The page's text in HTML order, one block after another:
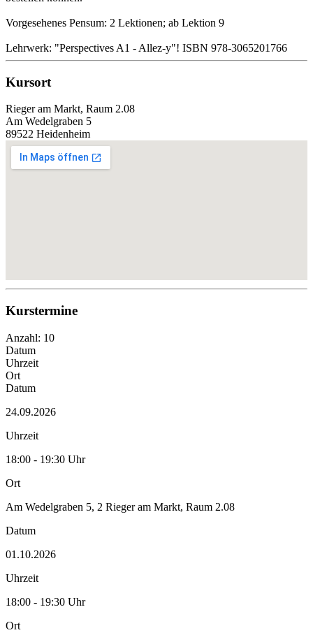
Vorgesehenes Pensum: 2 Lektionen; ab Lektion 9
Lehrwerk: "Perspectives A1 - Allez-y"! ISBN 978-3065201766
Kursort
Rieger am Markt, Raum 2.08
Am Wedelgraben 5
89522 Heidenheim
Kurstermine
Anzahl: 10
Datum
Uhrzeit
Ort
Datum
24.09.2026
Uhrzeit
18:00 - 19:30 Uhr
Ort
Am Wedelgraben 5, 2 Rieger am Markt, Raum 2.08
Datum
01.10.2026
Uhrzeit
18:00 - 19:30 Uhr
Ort